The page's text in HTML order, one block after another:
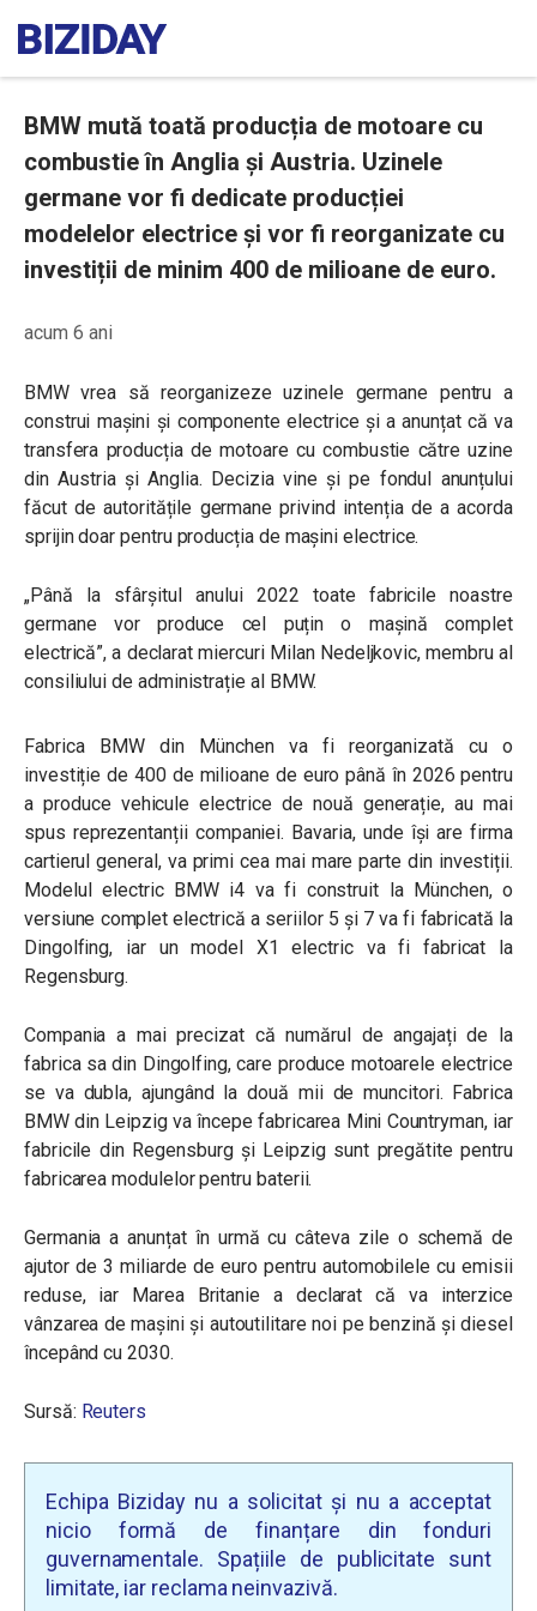
BMW mută toată producția de motoare cu
combustie în Anglia și Austria. Uzinele
germane vor fi dedicate producției
modelelor electrice și vor fi reorganizate cu
investiții de minim 400 de milioane de euro.
acum 6 ani
BMW vrea să reorganizeze uzinele germane pentru a
construi mașini și componente electrice și a anunțat că va
transfera producția de motoare cu combustie către uzine
din Austria și Anglia. Decizia vine și pe fondul anunțului
făcut de autoritățile germane privind intenția de a acorda
sprijin doar pentru producția de mașini electrice.
„Până la sfârșitul anului 2022 toate fabricile noastre
germane vor produce cel puțin o mașină complet
electrică”, a declarat miercuri Milan Nedeljkovic, membru al
consiliului de administrație al BMW.
Fabrica BMW din München va fi reorganizată cu o
investiție de 400 de milioane de euro până în 2026 pentru
a produce vehicule electrice de nouă generație, au mai
spus reprezentanții companiei. Bavaria, unde își are firma
cartierul general, va primi cea mai mare parte din investiții.
Modelul electric BMW i4 va fi construit la München, o
versiune complet electrică a seriilor 5 și 7 va fi fabricată la
Dingolfing, iar un model X1 electric va fi fabricat la
Regensburg.
Compania a mai precizat că numărul de angajați de la
fabrica sa din Dingolfing, care produce motoarele electrice
se va dubla, ajungând la două mii de muncitori. Fabrica
BMW din Leipzig va începe fabricarea Mini Countryman, iar
fabricile din Regensburg și Leipzig sunt pregătite pentru
fabricarea modulelor pentru baterii.
Germania a anunțat în urmă cu câteva zile o schemă de
ajutor de 3 miliarde de euro pentru automobilele cu emisii
reduse, iar Marea Britanie a declarat că va interzice
vânzarea de mașini și autoutilitare noi pe benzină și diesel
începând cu 2030.
Sursă: Reuters
Echipa Biziday nu a solicitat și nu a acceptat
nicio formă de finanțare din fonduri
guvernamentale. Spațiile de publicitate sunt
limitate, iar reclama neinvazivă.